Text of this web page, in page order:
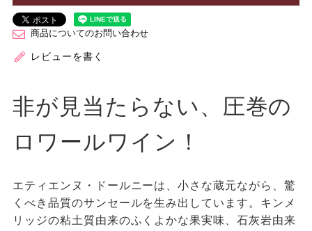
商品についてのお問い合わせ
レビューを書く
非が見当たらない、圧巻の
ロワールワイン！
エティエンヌ・ドールニーは、小さな蔵元ながら、驚
くべき品質のサンセールを生み出しています。キンメ
リッジの粘土質由来のふくよかな果実味、石灰岩由来